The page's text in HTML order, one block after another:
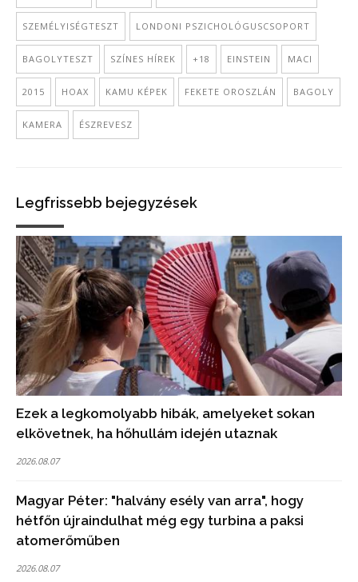
SZEMÉLYISÉGTESZT LONDONI PSZICHOLÓGUSCSOPORT
BAGOLYTESZT SZÍNES HÍREK +18 EINSTEIN MACI
2015 HOAX KAMU KÉPEK FEKETE OROSZLÁN BAGOLY
KAMERA ÉSZREVESZ
Legfrissebb bejegyzések
Ezek a legkomolyabb hibák, amelyeket sokan
elkövetnek, ha hőhullám idején utaznak
2026.08.07
Magyar Péter: "halvány esély van arra", hogy
hétfőn újraindulhat még egy turbina a paksi
atomerőműben
2026.08.07